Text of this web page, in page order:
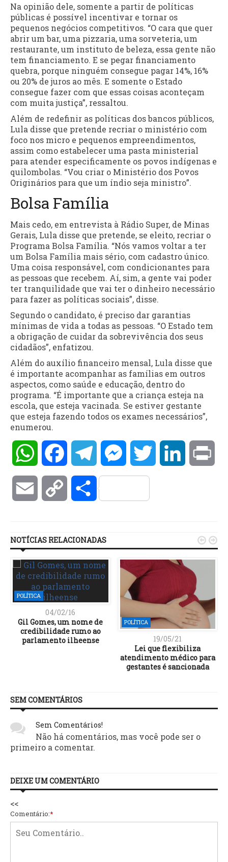
Na opinião dele, somente a partir de políticas
públicas é possível incentivar e tornar os
pequenos negócios competitivos. “O cara que quer
abrir um bar, uma pizzaria, uma sorveteria, um
restaurante, um instituto de beleza, essa gente não
tem financiamento. E se pegar financiamento
quebra, porque ninguém consegue pagar 14%, 16%
ou 20% de juros ao mês. E somente o Estado
consegue fazer com que essas coisas aconteçam
com muita justiça”, ressaltou.
Além de redefinir as políticas dos bancos públicos,
Lula disse que pretende recriar o ministério com
foco nos micro e pequenos empreendimentos,
assim como estabelecer uma pasta ministerial
para atender especificamente os povos indígenas e
quilombolas. “Vou criar o Ministério dos Povos
Originários para que um índio seja ministro”.
Bolsa Família
Mais cedo, em entrevista à Rádio Super, de Minas
Gerais, Lula disse que pretende, se eleito, recriar o
Programa Bolsa Família. “Nós vamos voltar a ter
um Bolsa Família mais sério, com cadastro único.
Uma coisa responsável, com condicionantes para
as pessoas que recebem. Aí, sim, a gente vai poder
ter tranquilidade que vai ter o dinheiro necessário
para fazer as políticas sociais”, disse.
Segundo o candidato, é preciso dar garantias
mínimas de vida a todas as pessoas. “O Estado tem
a obrigação de cuidar da sobrevivência dos seus
cidadãos”, enfatizou.
Além do auxílio financeiro mensal, Lula disse que
é importante acompanhar as famílias em outros
aspectos, como saúde e educação, dentro do
programa. “É importante que a criança esteja na
escola, que esteja vacinada. Se estiver gestante
que esteja fazendo todos os exames necessários”,
enumerou.
WhatsAppFacebookTelegramMessengerTwitter LinkedIn
Email Copy Compartilhar
NOTÍCIAS RELACIONADAS
POLÍTICA
04/02/16
Gil Gomes, um nome de
credibilidade rumo ao
parlamento ilheense
POLÍTICA
19/05/21
Lei que flexibiliza
atendimento médico para
gestantes é sancionada
 
SEM COMENTÁRIOS
Sem Comentários!
Não há comentários, mas você pode ser o
primeiro a comentar.
DEIXE UM COMENTÁRIO
<<
Comentário:*